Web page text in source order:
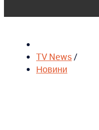
TV News/
Новини